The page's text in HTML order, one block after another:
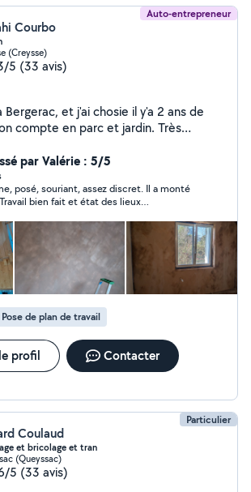
Auto-entrepreneur
Courbo
(Creysse)
5 (33 avis)
Bergerac, et j'ai chosie il y'a 2 ans de
compte en parc et jardin. Très
des déménagements, puis après
en électricité, plomberie, peinture,
d'autre. En ce moment, je fait de la
des depannages d'urgences en
et en électricité. Je reste très
projets de rénovations et j'écoute
et a
par Valérie : 5/5
posé, souriant, assez discret. Il a monté
bien fait et état des lieux
Pose de plan de travail
profil Contacter
Particulier
Coulaud
et bricolage et tran
(Queyssac)
5 (33 avis)